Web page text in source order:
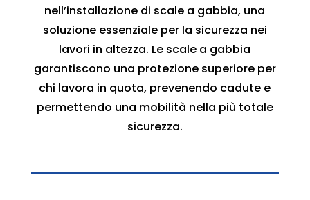
nell’installazione di scale a gabbia, una
soluzione essenziale per la sicurezza nei
lavori in altezza. Le scale a gabbia
garantiscono una protezione superiore per
chi lavora in quota, prevenendo cadute e
permettendo una mobilità nella più totale
sicurezza.